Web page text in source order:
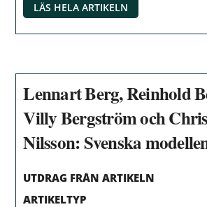
LÄS HELA ARTIKELN
Lennart Berg, Reinhold
Villy Bergström och
Nilsson: Svenska
UTDRAG FRÅN ARTIKELN
ARTIKELTYP